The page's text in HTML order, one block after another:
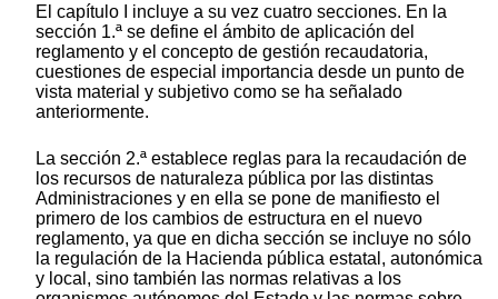
El capítulo I incluye a su vez cuatro secciones. En la
sección 1.ª se define el ámbito de aplicación del
reglamento y el concepto de gestión recaudatoria,
cuestiones de especial importancia desde un punto de
vista material y subjetivo como se ha señalado
anteriormente.
La sección 2.ª establece reglas para la recaudación de
los recursos de naturaleza pública por las distintas
Administraciones y en ella se pone de manifiesto el
primero de los cambios de estructura en el nuevo
reglamento, ya que en dicha sección se incluye no sólo
la regulación de la Hacienda pública estatal, autonómica
y local, sino también las normas relativas a los